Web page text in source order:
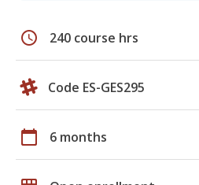
schedule 240 course hrs
Code ES-GES295
calendar_today 6 months